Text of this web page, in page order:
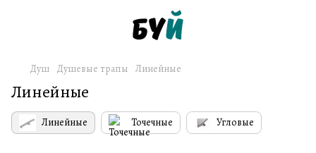
Душ Душевые трапы Линейные
Линейные
Линейные Точечные Угловые